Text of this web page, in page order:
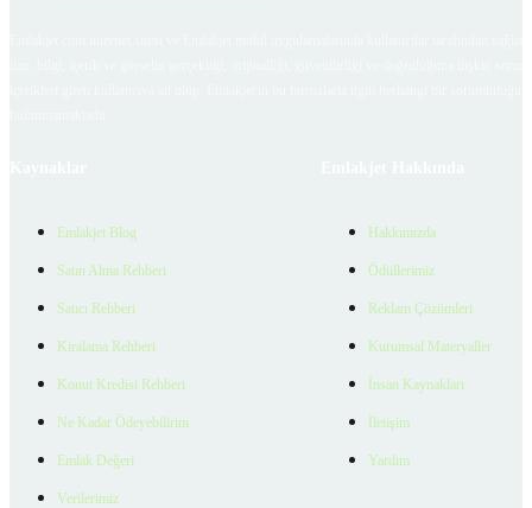
Emlakjet Blog
Satın Alma Rehberi
Satıcı Rehberi
Kiralama Rehberi
Konut Kredisi Rehberi
Ne Kadar Ödeyebilirim
Emlak Değeri
Verilerimiz
Hakkımızda
Ödüllerimiz
Reklam Çözümleri
Kurumsal Materyaller
İnsan Kaynakları
İletişim
Yardım